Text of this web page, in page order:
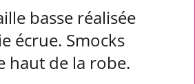
basse réalisée
écrue. Smocks
haut de la robe.